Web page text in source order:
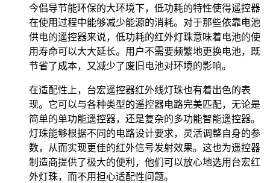
今倡导节能环保的大环境下，低功耗的特性使得遥控器
在使用过程中能够减少能源的消耗。对于那些依靠电池
供电的遥控器来说，低功耗的红外灯珠意味着电池的使
用寿命可以大大延长。用户不需要频繁地更换电池，既
节省了成本，又减少了废旧电池对环境的影响。
在适配性上，台宏遥控器红外线灯珠也有着出色的表
现。它可以与各种类型的遥控器电路完美匹配，无论是
简单的单功能遥控器，还是复杂的多功能智能遥控器。
灯珠能够根据不同的电路设计要求，灵活调整自身的参
数，从而实现更佳的红外信号发射效果。这也为遥控器
制造商提供了极大的便利，他们可以放心地选用台宏红
外灯珠，而不用担心适配性问题。